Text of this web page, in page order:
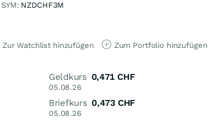
SYM: NZDCHF3M
Zur Watchlist hinzufügen Zum Portfolio hinzufügen
Geldkurs
05.08.26
0,471 CHF
Briefkurs
05.08.26
0,473 CHF